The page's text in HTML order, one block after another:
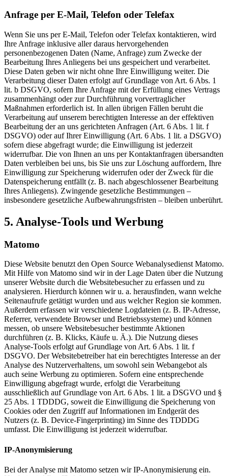
Anfrage per E-Mail, Telefon oder Telefax
Wenn Sie uns per E-Mail, Telefon oder Telefax kontaktieren, wird
Ihre Anfrage inklusive aller daraus hervorgehenden
personenbezogenen Daten (Name, Anfrage) zum Zwecke der
Bearbeitung Ihres Anliegens bei uns gespeichert und verarbeitet.
Diese Daten geben wir nicht ohne Ihre Einwilligung weiter. Die
Verarbeitung dieser Daten erfolgt auf Grundlage von Art. 6 Abs. 1
lit. b DSGVO, sofern Ihre Anfrage mit der Erfüllung eines Vertrags
zusammenhängt oder zur Durchführung vorvertraglicher
Maßnahmen erforderlich ist. In allen übrigen Fällen beruht die
Verarbeitung auf unserem berechtigten Interesse an der effektiven
Bearbeitung der an uns gerichteten Anfragen (Art. 6 Abs. 1 lit. f
DSGVO) oder auf Ihrer Einwilligung (Art. 6 Abs. 1 lit. a DSGVO)
sofern diese abgefragt wurde; die Einwilligung ist jederzeit
widerrufbar. Die von Ihnen an uns per Kontaktanfragen übersandten
Daten verbleiben bei uns, bis Sie uns zur Löschung auffordern, Ihre
Einwilligung zur Speicherung widerrufen oder der Zweck für die
Datenspeicherung entfällt (z. B. nach abgeschlossener Bearbeitung
Ihres Anliegens). Zwingende gesetzliche Bestimmungen –
insbesondere gesetzliche Aufbewahrungsfristen – bleiben unberührt.
5. Analyse-Tools und Werbung
Matomo
Diese Website benutzt den Open Source Webanalysedienst Matomo.
Mit Hilfe von Matomo sind wir in der Lage Daten über die Nutzung
unserer Website durch die Websitebesucher zu erfassen und zu
analysieren. Hierdurch können wir u. a. herausfinden, wann welche
Seitenaufrufe getätigt wurden und aus welcher Region sie kommen.
Außerdem erfassen wir verschiedene Logdateien (z. B. IP-Adresse,
Referrer, verwendete Browser und Betriebssysteme) und können
messen, ob unsere Websitebesucher bestimmte Aktionen
durchführen (z. B. Klicks, Käufe u. Ä.). Die Nutzung dieses
Analyse-Tools erfolgt auf Grundlage von Art. 6 Abs. 1 lit. f
DSGVO. Der Websitebetreiber hat ein berechtigtes Interesse an der
Analyse des Nutzerverhaltens, um sowohl sein Webangebot als
auch seine Werbung zu optimieren. Sofern eine entsprechende
Einwilligung abgefragt wurde, erfolgt die Verarbeitung
ausschließlich auf Grundlage von Art. 6 Abs. 1 lit. a DSGVO und §
25 Abs. 1 TDDDG, soweit die Einwilligung die Speicherung von
Cookies oder den Zugriff auf Informationen im Endgerät des
Nutzers (z. B. Device-Fingerprinting) im Sinne des TDDDG
umfasst. Die Einwilligung ist jederzeit widerrufbar.
IP-Anonymisierung
Bei der Analyse mit Matomo setzen wir IP-Anonymisierung ein.